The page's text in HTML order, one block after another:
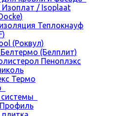
/ Isoplaat
Теплокнауф
(Роквул)
(Белплит)
Пеноплэкс
Термо